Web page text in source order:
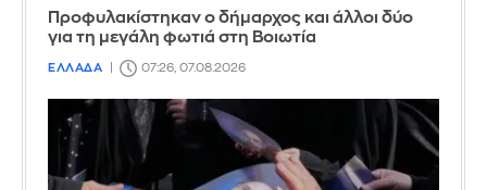
Προφυλακίστηκαν ο δήμαρχος και άλλοι δύο
για τη μεγάλη φωτιά στη Βοιωτία
ΕΛΛΑΔΑ 07:26, 07.08.2026